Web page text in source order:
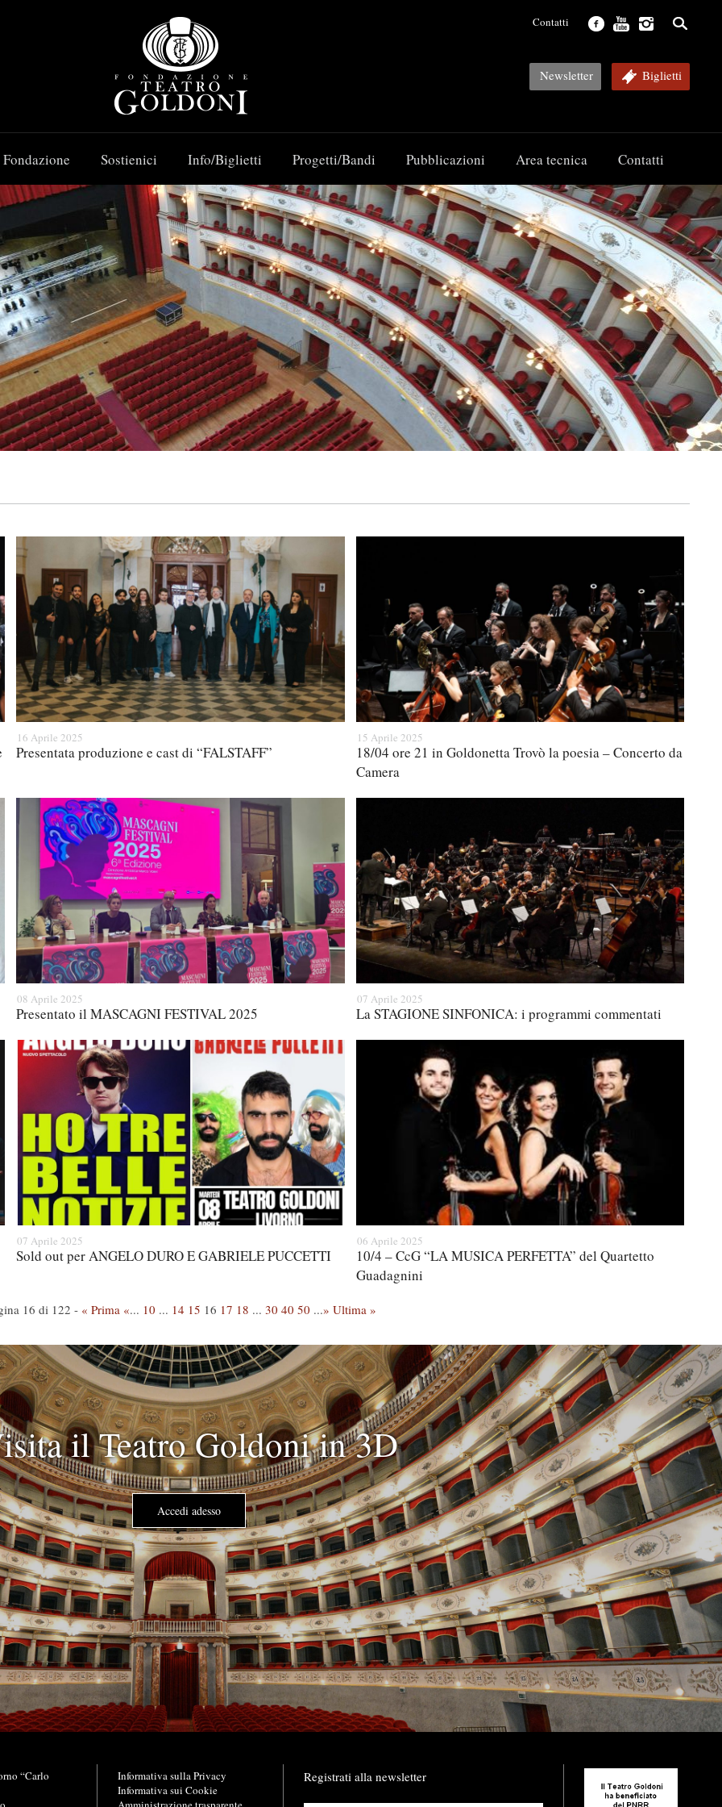
Contatti
Newsletter Biglietti
Sostienici Info/Biglietti Progetti/Bandi Pubblicazioni Area tecnica Contatti
16 Aprile 2025
Presentata produzione e cast di “FALSTAFF”
15 Aprile 2025
18/04 ore 21 in Goldonetta Trovò la poesia – Concerto da
Camera
08 Aprile 2025
Presentato il MASCAGNI FESTIVAL 2025
07 Aprile 2025
La STAGIONE SINFONICA: i programmi commentati
07 Aprile 2025
Sold out per ANGELO DURO E GABRIELE PUCCETTI
06 Aprile 2025
10/4 – CcG “LA MUSICA PERFETTA” del Quartetto
Guadagnini
16 di 122 - « Prima «... 10 ... 14 15 16 17 18 ... 30 40 50 ...» Ultima »
il Teatro Goldoni in 3D
Accedi adesso
“Carlo
L
i
Informativa sulla Privacy
Informativa sui Cookie
Registrati alla newsletter